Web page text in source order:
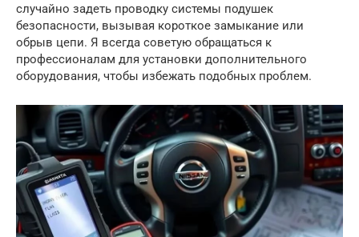
случайно задеть проводку системы подушек
безопасности, вызывая короткое замыкание или
обрыв цепи. Я всегда советую обращаться к
профессионалам для установки дополнительного
оборудования, чтобы избежать подобных проблем.